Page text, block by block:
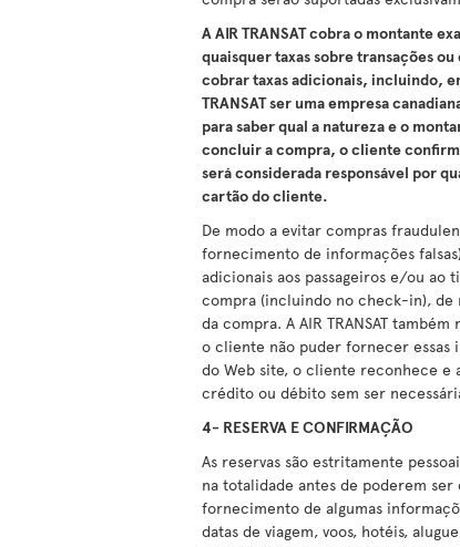
A AIR TRANSAT cobra o montante
quaisquer taxas sobre transações
cobrar taxas adicionais, incluindo,
TRANSAT ser uma empresa
para saber qual a natureza e o
concluir a compra, o cliente
será considerada responsável por
cartão do cliente.
De modo a evitar compras
fornecimento de informações
adicionais aos passageiros e/ou
compra (incluindo no check-in), de
da compra. A AIR TRANSAT
o cliente não puder fornecer essas
do Web site, o cliente reconhece e
crédito ou débito sem ser
4- RESERVA E CONFIRMAÇÃO
As reservas são estritamente
na totalidade antes de poderem
fornecimento de algumas
datas de viagem, voos, hotéis,